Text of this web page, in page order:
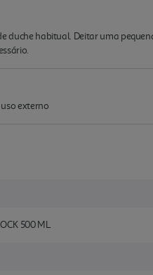
duche habitual. Deitar uma
externo
500 ML